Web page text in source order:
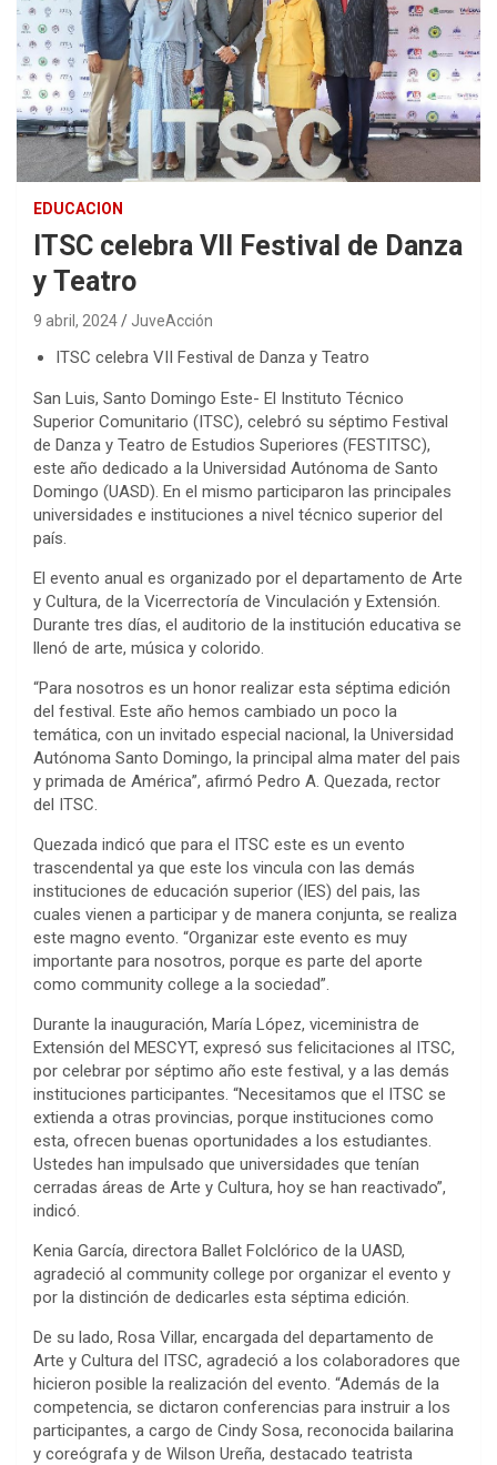
EDUCACION
ITSC celebra VII Festival de Danza
y Teatro
9 abril, 2024 JuveAcción
ITSC celebra VII Festival de Danza y Teatro
San Luis, Santo Domingo Este- El Instituto Técnico
Superior Comunitario (ITSC), celebró su séptimo Festival
de Danza y Teatro de Estudios Superiores (FESTITSC),
este año dedicado a la Universidad Autónoma de Santo
Domingo (UASD). En el mismo participaron las principales
universidades e instituciones a nivel técnico superior del
país.
El evento anual es organizado por el departamento de Arte
y Cultura, de la Vicerrectoría de Vinculación y Extensión.
Durante tres días, el auditorio de la institución educativa se
llenó de arte, música y colorido.
“Para nosotros es un honor realizar esta séptima edición
del festival. Este año hemos cambiado un poco la
temática, con un invitado especial nacional, la Universidad
Autónoma Santo Domingo, la principal alma mater del pais
y primada de América”, afirmó Pedro A. Quezada, rector
del ITSC.
Quezada indicó que para el ITSC este es un evento
trascendental ya que este los vincula con las demás
instituciones de educación superior (IES) del pais, las
cuales vienen a participar y de manera conjunta, se realiza
este magno evento. “Organizar este evento es muy
importante para nosotros, porque es parte del aporte
como community college a la sociedad”.
Durante la inauguración, María López, viceministra de
Extensión del MESCYT, expresó sus felicitaciones al ITSC,
por celebrar por séptimo año este festival, y a las demás
instituciones participantes. “Necesitamos que el ITSC se
extienda a otras provincias, porque instituciones como
esta, ofrecen buenas oportunidades a los estudiantes.
Ustedes han impulsado que universidades que tenían
cerradas áreas de Arte y Cultura, hoy se han reactivado”,
indicó.
Kenia García, directora Ballet Folclórico de la UASD,
agradeció al community college por organizar el evento y
por la distinción de dedicarles esta séptima edición.
De su lado, Rosa Villar, encargada del departamento de
Arte y Cultura del ITSC, agradeció a los colaboradores que
hicieron posible la realización del evento. “Además de la
competencia, se dictaron conferencias para instruir a los
participantes, a cargo de Cindy Sosa, reconocida bailarina
y coreógrafa y de Wilson Ureña, destacado teatrista